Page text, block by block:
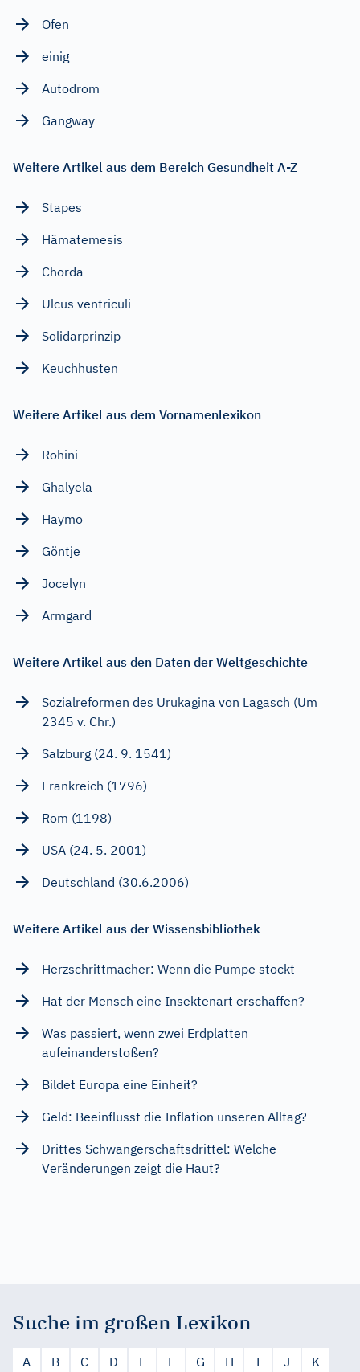
Ofen
einig
Autodrom
Gangway
Weitere Artikel aus dem Bereich Gesundheit A-Z
Stapes
Hämatemesis
Chorda
Ulcus ventriculi
Solidarprinzip
Keuchhusten
Weitere Artikel aus dem Vornamenlexikon
Rohini
Ghalyela
Haymo
Göntje
Jocelyn
Armgard
Weitere Artikel aus den Daten der Weltgeschichte
Sozialreformen des Urukagina von Lagasch (Um
2345 v. Chr.)
Salzburg (24. 9. 1541)
Frankreich (1796)
Rom (1198)
USA (24. 5. 2001)
Deutschland (30.6.2006)
Weitere Artikel aus der Wissensbibliothek
Herzschrittmacher: Wenn die Pumpe stockt
Hat der Mensch eine Insektenart erschaffen?
Was passiert, wenn zwei Erdplatten
aufeinanderstoßen?
Bildet Europa eine Einheit?
Geld: Beeinflusst die Inflation unseren Alltag?
Drittes Schwangerschaftsdrittel: Welche
Veränderungen zeigt die Haut?
Suche im großen Lexikon
A B C D E F G H I J
K